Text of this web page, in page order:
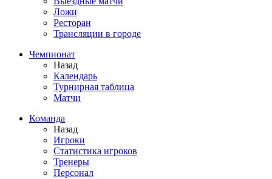
Ложи
Ресторан
Трансляции в городе
Чемпионат
Назад
Календарь
Турнирная таблица
Матчи
Команда
Назад
Игроки
Статистика игроков
Тренеры
Персонал